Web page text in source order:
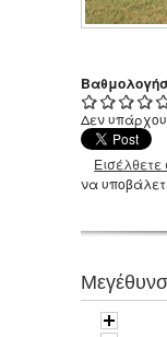
Δεν
να